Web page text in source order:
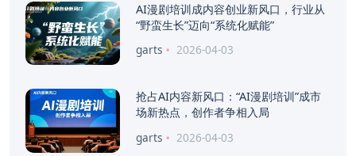
AI漫剧培训成内容创业新风口，行业从
“野蛮生长”迈向“系统化赋能”
garts
2026-04-03
抢占AI内容新风口：“AI漫剧培训”成市
场新热点，创作者争相入局
garts
2026-04-03